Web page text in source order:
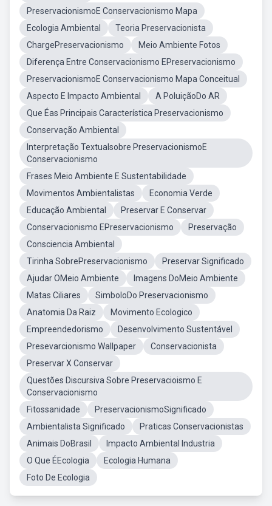
PreservacionismoE Conservacionismo Mapa
Ecologia Ambiental
Teoria Preservacionista
ChargePreservacionismo
Meio Ambiente Fotos
Diferença Entre Conservacionismo EPreservacionismo
PreservacionismoE Conservacionismo Mapa Conceitual
Aspecto E Impacto Ambiental
A PoluiçãoDo AR
Que Éas Principais Característica Preservacionismo
Conservação Ambiental
Interpretação Textualsobre PreservacionismoE
Conservacionismo
Frases Meio Ambiente E Sustentabilidade
Movimentos Ambientalistas
Economia Verde
Educação Ambiental
Preservar E Conservar
Conservacionismo EPreservacionismo
Preservação
Consciencia Ambiental
Tirinha SobrePreservacionismo
Preservar Significado
Ajudar OMeio Ambiente
Imagens DoMeio Ambiente
Matas Ciliares
SimboloDo Preservacionismo
Anatomia Da Raiz
Movimento Ecologico
Empreendedorismo
Desenvolvimento Sustentável
Presevarcionismo Wallpaper
Conservacionista
Preservar X Conservar
Questões Discursiva Sobre Preservacioismo E
Conservacionismo
Fitossanidade
PreservacionismoSignificado
Ambientalista Significado
Praticas Conservacionistas
Animais DoBrasil
Impacto Ambiental Industria
O Que ÉEcologia
Ecologia Humana
Foto De Ecologia